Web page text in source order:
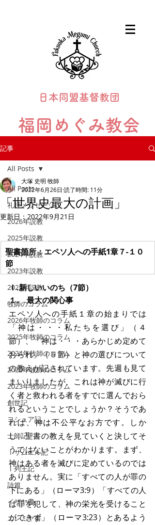
日本同盟基督教団
福岡めぐみ教会
記事
All Posts
礼拝メッセージ
2026年説教
2025年説教
2024年説教
2023年説教
2022年説教
牧師のコラム
2026年牧師のコラム
2025年牧師のコラム
2024年牧師のコラム
2022年牧師のコラム
2023年牧師のコラム
創世記
ヨシュア記
士師記
Ⅰサムエル記
Ⅰ列王記
詩篇
イザヤ書
エレミヤ書
All Posts
「世界史最大の計画」
大塚 史明 牧師
2022年6月26日 読了時間: 11分
更新日： 2022年9月21日
聖書箇所：エペソ人への手紙1章７-１０
節
Ⅰ.新しいいのち（7節）
１.　最大の関心事
エペソ人への手紙１章の始まりでは
「神は・・・私たちを選び」（４
節）、「神は・・・あらかじめ定めて
おられ」（５節）と神の選びについて
の教えが記されています。先週も見て
まいりましたが、これは神が滅びに行
く者と救われる者をすでに選んでおら
れるということでしょうか？そうであ
れば、神は不公平なお方です。しか
し、聖書の教えを見ていくと決してそ
うではないことがわかります。まず、
神はある者を滅びに定めているのでは
ありません。実に「すべての人が罪の
下にある」（ローマ3:9）「すべての人
は罪を犯して、神の栄光を受けること
ができず」（ローマ3:23）とあるよう